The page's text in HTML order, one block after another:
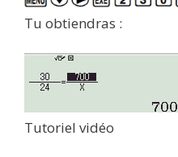
Tu obtiendras :
Tutoriel vidéo